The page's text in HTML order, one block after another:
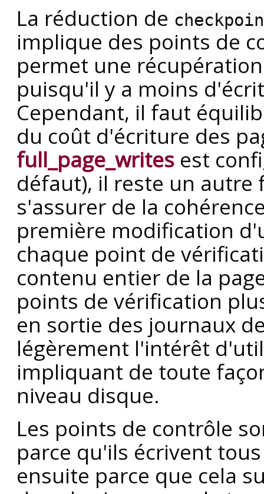
La réduction de
implique des points de
permet une
puisqu'il y a moins
Cependant, il faut
du coût d'écriture des
full_page_writes est
défaut), il reste un autre
s'assurer de la
première modification
chaque point de
contenu entier de la
points de vérification
en sortie des journaux
légèrement l'intérêt
impliquant de toute
niveau disque.
Les points de contrôle
parce qu'ils écrivent
ensuite parce que cela